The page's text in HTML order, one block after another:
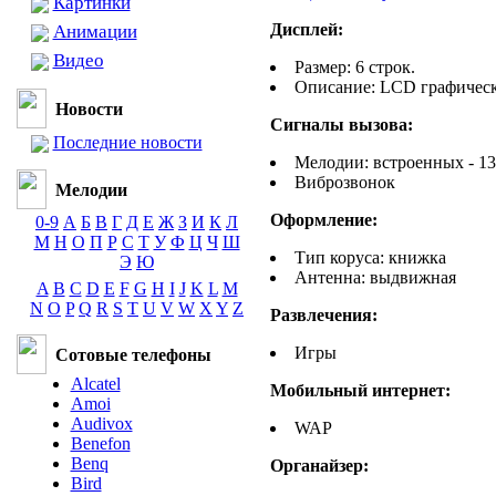
Анимации
Видео
Новости
Последние новости
Мелодии
0-9 А Б В Г Д Е Ж З И К Л
М Н О П Р С Т У Ф Ц Ч Ш
Э Ю
A B C D E F G H I J K L M
N O P Q R S T U V W X Y Z
Сотовые телефоны
Alcatel
Amoi
Audivox
Benefon
Benq
Bird
Дисплей:
Размер: 6 строк.
Описание: LCD
Сигналы вызова:
Мелодии: встроенных - 13
Виброзвонок
Оформление:
Тип коруса: книжка
Антенна: выдвижная
Развлечения:
Игры
Мобильный интернет:
WAP
Органайзер: